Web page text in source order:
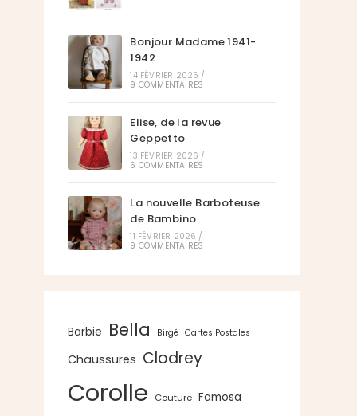
Bonjour Madame 1941-
1942
14 FÉVRIER 2026 /
9 COMMENTAIRES
Elise, de la revue
Geppetto
13 FÉVRIER 2026 /
6 COMMENTAIRES
La nouvelle Barboteuse
de Bambino
11 FÉVRIER 2026 /
9 COMMENTAIRES
Barbie Bella Birgé Cartes Postales
Chaussures Clodrey
Corolle Couture Famosa